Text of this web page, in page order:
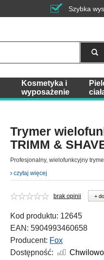
Szybka
Kosmetyka i
wyposażenie
Trymer
TRIMM &
Profesjonalny, wielofunkcyjny
czytaj więcej
brak opinii +
Kod produktu: 12645
EAN: 5904993460658
Producent: Fox
Dostępność: